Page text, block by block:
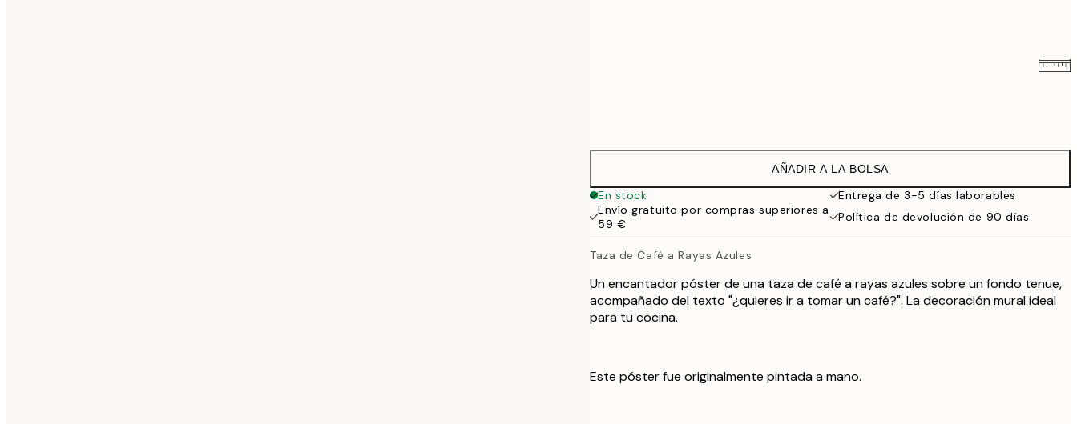
21,95 €
AÑADIR A LA BOLSA
En stock
Entrega de 3-5 días laborables
Envío gratuito por compras superiores a
59 €
Política de devolución de 90 días
Taza de Café a Rayas Azules
Un encantador póster de una taza de café a rayas azules sobre un fondo tenue,
acompañado del texto "¿quieres ir a tomar un café?". La decoración mural ideal
para tu cocina.
Este póster fue originalmente pintada a mano.